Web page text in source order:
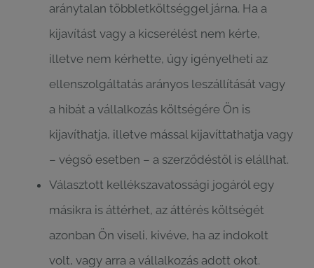
aránytalan többletköltséggel járna. Ha a
kijavítást vagy a kicserélést nem kérte,
illetve nem kérhette, úgy igényelheti az
ellenszolgáltatás arányos leszállítását vagy
a hibát a vállalkozás költségére Ön is
kijavíthatja, illetve mással kijavíttathatja vagy
– végső esetben – a szerződéstől is elállhat.
Választott kellékszavatossági jogáról egy
másikra is áttérhet, az áttérés költségét
azonban Ön viseli, kivéve, ha az indokolt
volt, vagy arra a vállalkozás adott okot.